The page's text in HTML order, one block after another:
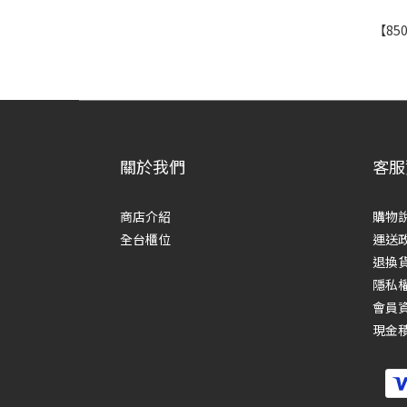
【
關於我們
商店介紹
全台櫃位
客
購物
運送
退換
隱私
會員
現金